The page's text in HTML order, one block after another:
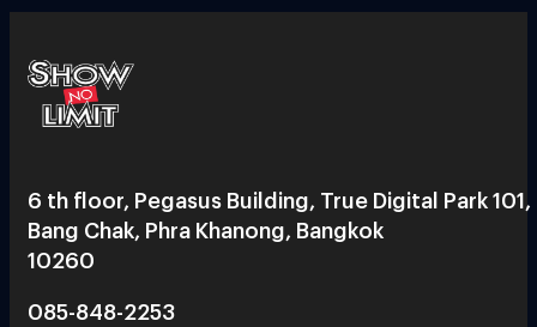
6 th floor, Pegasus Building, True Digital Park 101,
Bang Chak, Phra Khanong, Bangkok
10260
085-848-2253